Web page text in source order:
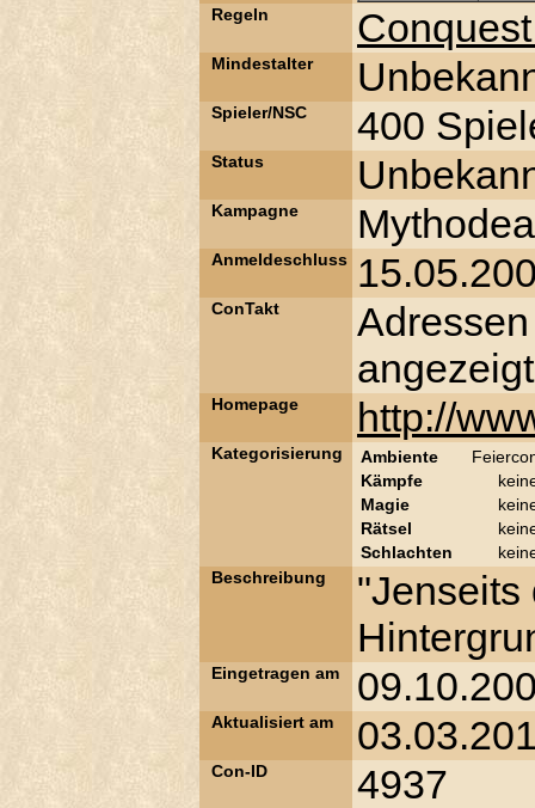
Regeln
Mindestalter
Spieler/NSC 400
Status
Kampagne
Anmeldeschluss
ConTakt
angezeigt
Homepage http://
Kategorisierung Ambiente
Kämpfe
Magie
Rätsel
Schlachten
Beschreibung
"Jenseits
Eingetragen am
Aktualisiert am
Con-ID 4937